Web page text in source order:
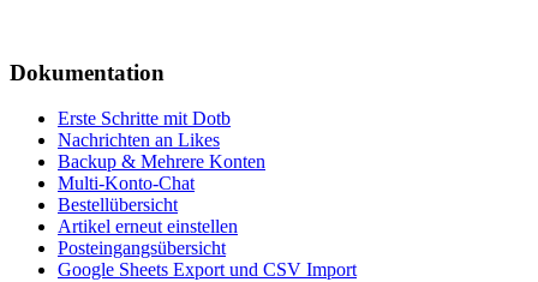
Dokumentation
Erste Schritte mit Dotb
Nachrichten an Likes
Backup & Mehrere Konten
Multi-Konto-Chat
Bestellübersicht
Artikel erneut einstellen
Posteingangsübersicht
Google Sheets Export und CSV Import